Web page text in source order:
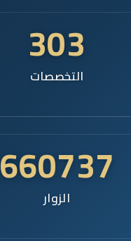
303
التخصصات
660737
الزوار